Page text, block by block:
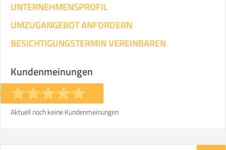
Wohnfläche:m² Entfernung:
Gewicht: kg
UNTERNEHMENSPROFIL
UMZUGANGEBOT ANFORDERN
BESICHTIGUNGSTERMIN VEREINBAREN
Kundenmeinungen
Aktuell noch keine Kundenmeinungen